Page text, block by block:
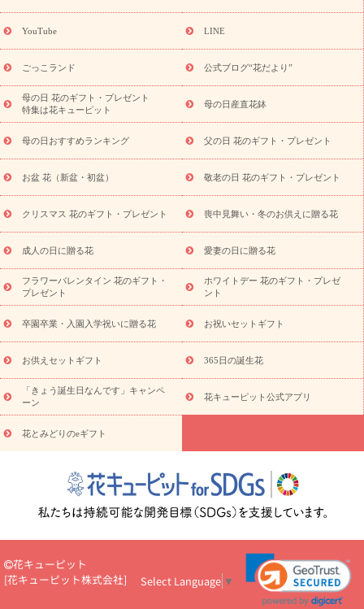
(トルコキキョウ)
9月の誕生花(リンドウ)
ら探す
お祝いの花特集 当日配達特急便 お祝い商品一覧
念日
結婚祝い 出産祝い 退院祝い・快気祝い
寿祝い
プチギフト ペットのお祝いフラワー
供え・お悔やみ商品一覧
お供え・お悔やみの花
四十九日法要以
お供え プリザーブドフラワー
ペットのお供えフラワー
お盆（新
盆・初盆）
その他 お祝い返し お見舞い
お取り寄せギフト
ビジネス用
ご自宅用 観葉植物 ミディ胡蝶蘭
プリザーブ
ドフラワー
スタイルから探す アレンジメント 花束
スタ
ンド花
お祝い お供え・お悔やみ 胡蝶蘭 胡蝶蘭・花鉢
ディ胡蝶蘭・お祝い
ミディ胡蝶蘭・お供え
世界初の青色胡蝶蘭
観葉植物
観葉植物 産直多肉植物
プリザーブドフラワー
お祝い
お供え・お悔やみ 花とセットギフト
セミオーダー
プチギフト（hanamore -ハナモア-）
花とみどりのeギフト
キューピットのeGfit
カラー ピンク イエローオレンジ
レッ
ド
お花の種類 トルコキキョウ
お祝い お祝い・3000円～ お祝い・4000円～
お祝い・
5000円～
お祝い・7000円～ お祝い・ 10000円～
お供え・お
悔やみ
円～
お供え・お悔やみ・
いのマナー
定年退職祝いのマナー
お祝いを贈るときのマナー・
花キューピットのお祝いコラム一覧
誕生日のお花を「色
彩心理学」で選ぶ方法
結婚祝いの予算相場
出産祝いお役立ち情
ール
新築引っ越し祝いコラム お祝い花のマナー総まとめ
職
場上司や先輩へ贈るお祝い花の正解は？
開店祝いの花 選び方ガイ
YouTube LINE
ごっこランド 公式ブログ“花だより”
母の日 花のギフト・プレゼント
特集は花キューピット
母の日産直花鉢
母の日おすすめランキング 父の日 花のギフト・プレゼント
お盆 花（新盆・初盆） 敬老の日 花のギフト・プレゼント
クリスマス 花のギフト・プレゼント 喪中見舞い・冬のお供えに贈る花
成人の日に贈る花 愛妻の日に贈る花
フラワーバレンタイン 花のギフト・
プレゼント
ホワイトデー 花のギフト・プレゼ
ント
卒園卒業・入園入学祝いに贈る花 お祝いセットギフト
お供えセットギフト 365日の誕生花
「きょう誕生日なんです」キャンペ
ーン
花キューピット公式アプリ
花とみどりのeギフト
花キューピット
[花キューピット株式会社] Select Language ▼